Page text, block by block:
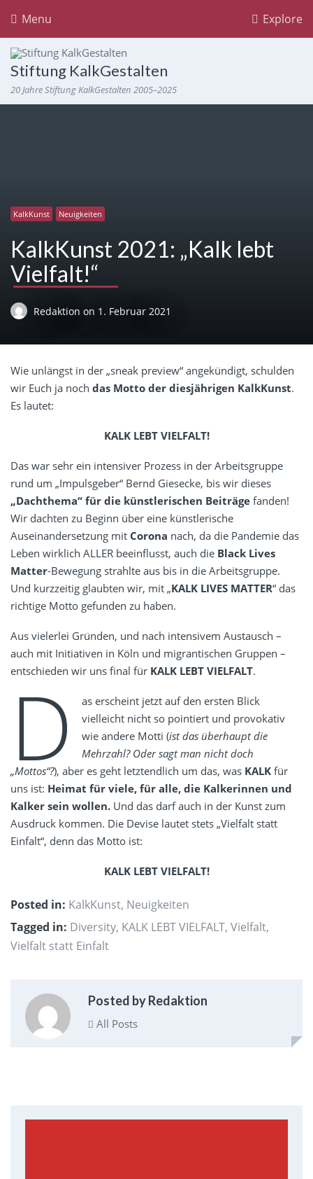
Explore
Menu
Stiftung KalkGestalten
20 Jahre Stiftung KalkGestalten 2005–2025
KalkKunst Neuigkeiten
KalkKunst 2021: „Kalk lebt
Vielfalt!“
Redaktion on 1. Februar 2021
Wie unlängst in der „sneak preview“ angekündigt, schulden
wir Euch ja noch das Motto der diesjährigen KalkKunst.
Es lautet:
KALK LEBT VIELFALT!
Das war sehr ein intensiver Prozess in der Arbeitsgruppe
rund um „Impulsgeber“ Bernd Giesecke, bis wir dieses
„Dachthema“ für die künstlerischen Beiträge fanden!
Wir dachten zu Beginn über eine künstlerische
Auseinandersetzung mit Corona nach, da die Pandemie das
Leben wirklich ALLER beeinflusst, auch die Black Lives
Matter-Bewegung strahlte aus bis in die Arbeitsgruppe.
Und kurzzeitig glaubten wir, mit „KALK LIVES MATTER“ das
richtige Motto gefunden zu haben.
Aus vielerlei Gründen, und nach intensivem Austausch –
auch mit Initiativen in Köln und migrantischen Gruppen –
entschieden wir uns final für KALK LEBT VIELFALT.
D
as erscheint jetzt auf den ersten Blick
vielleicht nicht so pointiert und provokativ
wie andere Motti (ist das überhaupt die
Mehrzahl? Oder sagt man nicht doch
„Mottos“?), aber es geht letztendlich um das, was KALK für
uns ist: Heimat für viele, für alle, die Kalkerinnen und
Kalker sein wollen. Und das darf auch in der Kunst zum
Ausdruck kommen. Die Devise lautet stets „Vielfalt statt
Einfalt“, denn das Motto ist:
KALK LEBT VIELFALT!
Posted in: KalkKunst, Neuigkeiten
Tagged in: Diversity, KALK LEBT VIELFALT, Vielfalt,
Vielfalt statt Einfalt
Posted by Redaktion
All Posts